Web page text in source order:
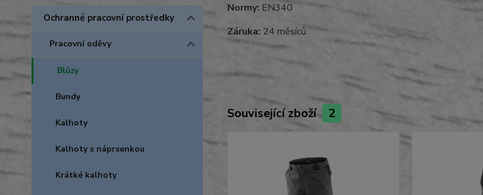
Ochranné pracovní prostředky
Pracovní oděvy
Blůzy
Bundy
Kalhoty
Kalhoty s náprsenkou
Krátké kalhoty
Normy: EN340
Záruka: 24 měsíců
Související zboží 2